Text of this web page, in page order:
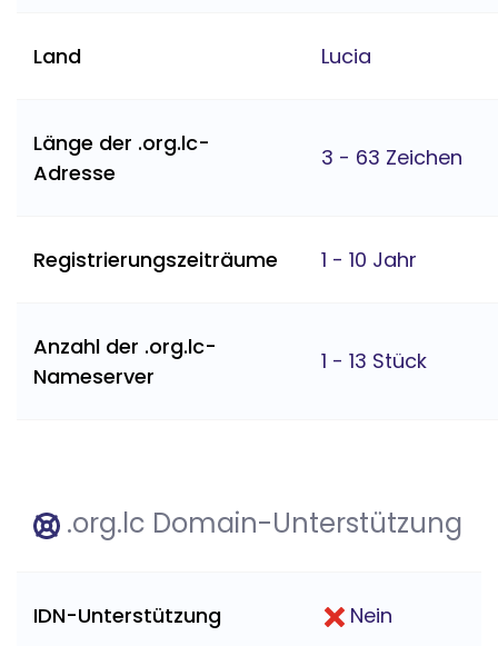
Land Lucia
Länge der .org.lc-
Adresse
3 - 63 Zeichen
Registrierungszeiträume 1 - 10 Jahr
Anzahl der .org.lc-
Nameserver
1 - 13 Stück
.org.lc Domain-Unterstützung
IDN-Unterstützung Nein